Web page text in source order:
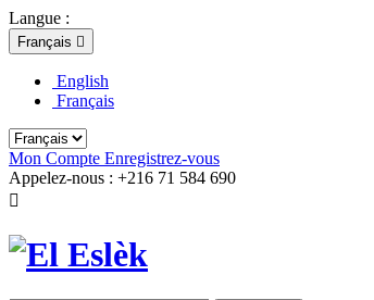
Langue :
Français 
English
Français
Mon Compte Enregistrez-vous
Appelez-nous : +216 71 584 690
